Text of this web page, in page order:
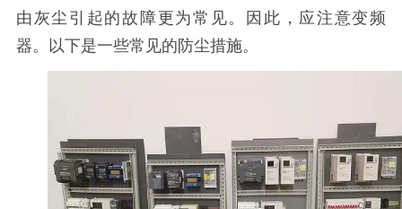
由灰尘引起的故障更为常见。因此，应注意变频
器。以下是一些常见的防尘措施。